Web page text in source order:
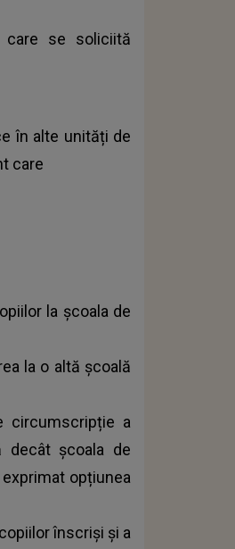
care se soliciită
în alte unități de
care
la școala de
la o altă şcoală
circumscripție a
decât școala de
opțiunea
înscriși și a